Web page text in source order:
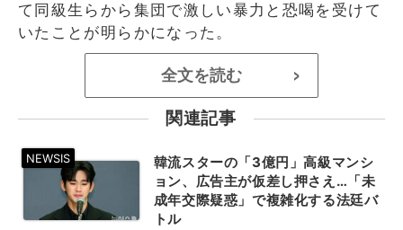
て同級生らから集団で激しい暴力と恐喝を受けて
いたことが明らかになった。
全文を読む >
関連記事
韓流スターの「3億円」高級マンシ
ョン、広告主が仮差し押さえ…「未
成年交際疑惑」で複雑化する法廷バ
トル